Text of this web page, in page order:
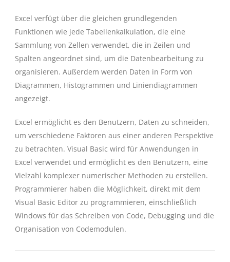
Excel verfügt über die gleichen grundlegenden
Funktionen wie jede Tabellenkalkulation, die eine
Sammlung von Zellen verwendet, die in Zeilen und
Spalten angeordnet sind, um die Datenbearbeitung zu
organisieren. Außerdem werden Daten in Form von
Diagrammen, Histogrammen und Liniendiagrammen
angezeigt.
Excel ermöglicht es den Benutzern, Daten zu schneiden,
um verschiedene Faktoren aus einer anderen Perspektive
zu betrachten. Visual Basic wird für Anwendungen in
Excel verwendet und ermöglicht es den Benutzern, eine
Vielzahl komplexer numerischer Methoden zu erstellen.
Programmierer haben die Möglichkeit, direkt mit dem
Visual Basic Editor zu programmieren, einschließlich
Windows für das Schreiben von Code, Debugging und die
Organisation von Codemodulen.